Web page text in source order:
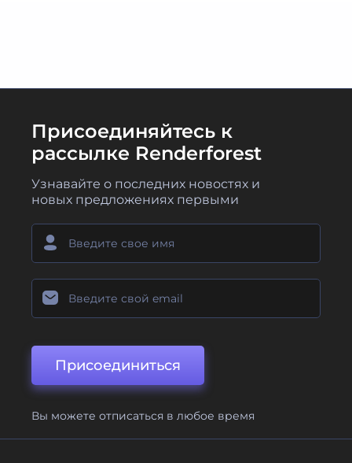
Присоединяйтесь к
рассылке Renderforest
Узнавайте о последних новостях и
новых предложениях первыми
Присоединиться
Вы можете отписаться в любое время